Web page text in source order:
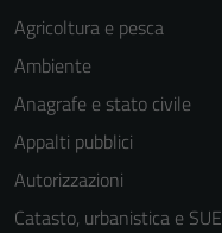
Agricoltura e pesca
Ambiente
Anagrafe e stato civile
Appalti pubblici
Autorizzazioni
Catasto, urbanistica e SUE